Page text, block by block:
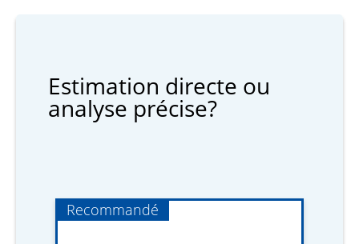
Estimation directe ou
analyse précise?
Recommandé